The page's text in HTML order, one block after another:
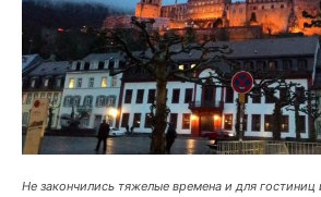
Не закончились тяжелые времена и для гостиниц